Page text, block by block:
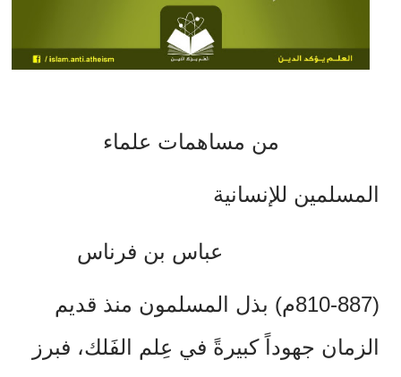
من مساهمات علماء
المسلمين للإنسانية
عباس بن فرناس
(810-887
م) بذل المسلمون منذ قديم
الزمان جهوداً كبيرةً في عِلم الفَلك، فبرز